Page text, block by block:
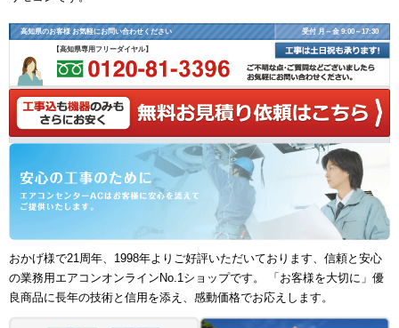
高知県のお客様 お気軽にお問い合わせください 受付 月～金 9:00～17:30
【高知県専用フリーダイヤル】
おかげ様で21周年、1998年よりご好評いただいております、信頼と安心
の業務用エアコンオンラインNo.1ショップです。 「お客様を大切に」優
良商品に長年の技術と信用を添え、感動価格でお応えします。